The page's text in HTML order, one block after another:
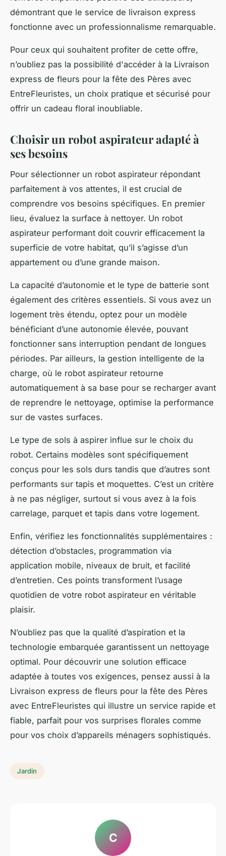
démontrant que le service de livraison express
fonctionne avec un professionnalisme remarquable.
Pour ceux qui souhaitent profiter de cette offre,
n’oubliez pas la possibilité d'accéder à la Livraison
express de fleurs pour la fête des Pères avec
EntreFleuristes, un choix pratique et sécurisé pour
offrir un cadeau floral inoubliable.
Choisir un robot aspirateur adapté à
ses besoins
Pour sélectionner un robot aspirateur répondant
parfaitement à vos attentes, il est crucial de
comprendre vos besoins spécifiques. En premier
lieu, évaluez la surface à nettoyer. Un robot
aspirateur performant doit couvrir efficacement la
superficie de votre habitat, qu’il s’agisse d’un
appartement ou d’une grande maison.
La capacité d’autonomie et le type de batterie sont
également des critères essentiels. Si vous avez un
logement très étendu, optez pour un modèle
bénéficiant d’une autonomie élevée, pouvant
fonctionner sans interruption pendant de longues
périodes. Par ailleurs, la gestion intelligente de la
charge, où le robot aspirateur retourne
automatiquement à sa base pour se recharger avant
de reprendre le nettoyage, optimise la performance
sur de vastes surfaces.
Le type de sols à aspirer influe sur le choix du
robot. Certains modèles sont spécifiquement
conçus pour les sols durs tandis que d’autres sont
performants sur tapis et moquettes. C’est un critère
à ne pas négliger, surtout si vous avez à la fois
carrelage, parquet et tapis dans votre logement.
Enfin, vérifiez les fonctionnalités supplémentaires :
détection d’obstacles, programmation via
application mobile, niveaux de bruit, et facilité
d’entretien. Ces points transforment l’usage
quotidien de votre robot aspirateur en véritable
plaisir.
N’oubliez pas que la qualité d’aspiration et la
technologie embarquée garantissent un nettoyage
optimal. Pour découvrir une solution efficace
adaptée à toutes vos exigences, pensez aussi à la
Livraison express de fleurs pour la fête des Pères
avec EntreFleuristes qui illustre un service rapide et
fiable, parfait pour vos surprises florales comme
pour vos choix d’appareils ménagers sophistiqués.
Jardin
C